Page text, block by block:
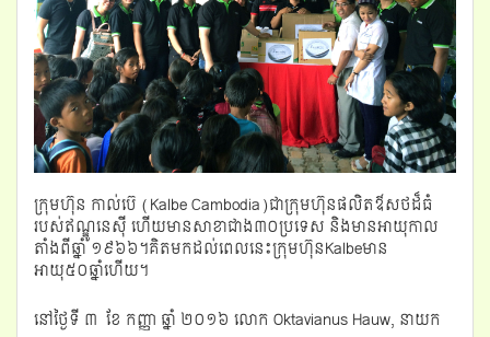
n
ក្រុមហ៊ុន កាល់ប៊េ (Kalbe Cambodia)ជាក្រុមហ៊ុនផលិតឳសថដ៏ធំ
របស់ឥណ្ឌូនេស៊ី ហើយមានសាខាជាង៣០ប្រទេស និង​មានអាយុកាល
តាំងពីឆ្នាំ ១៩៦៦។គិតមកដល់ពេលនេះក្រុមហ៊ុនKalbeមាន
អាយុ៥០ឆ្នាំហើយ។
នៅថ្ងៃទី ​​៣ ​ខែ កញ្ញា ឆ្នាំ ​២០១៦ លោក Oktavianus Hauw, នាយក​